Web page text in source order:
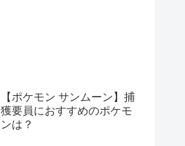
【ポケモン サンムーン】捕
獲要員におすすめのポケモ
ンは？